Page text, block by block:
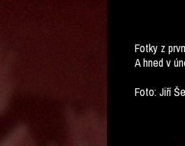
Fotky z
A hned v
Foto: Jiří